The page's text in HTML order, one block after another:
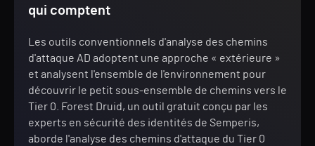
qui comptent
Les outils conventionnels d'analyse des chemins
d'attaque AD adoptent une approche « extérieure »
et analysent l'ensemble de l'environnement pour
découvrir le petit sous-ensemble de chemins vers le
Tier 0. Forest Druid, un outil gratuit conçu par les
experts en sécurité des identités de Semperis,
aborde l'analyse des chemins d'attaque du Tier 0